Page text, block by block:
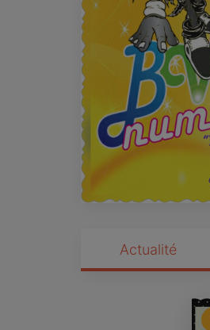
Actualité